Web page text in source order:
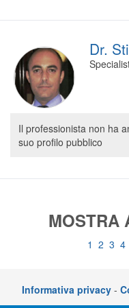
Dr.
Il professionista non ha
suo profilo pubblico
MOSTRA
1 2 3 4
Informativa privacy -